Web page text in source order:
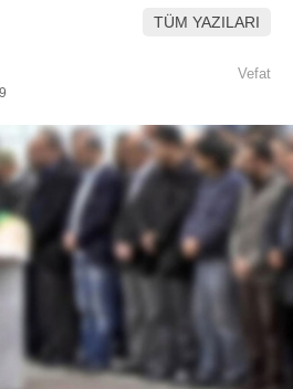
Instagram
Youtube
TÜM YAZILARI
Vefat